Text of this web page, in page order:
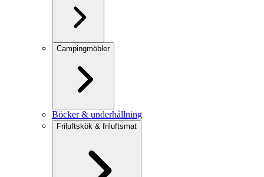
Campingmöbler
Böcker & underhållning
Friluftskök & friluftsmat